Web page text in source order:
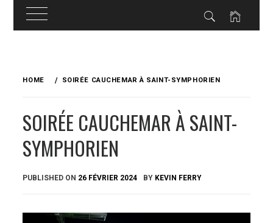
HOME SOIRÉE CAUCHEMAR À SAINT-SYMPHORIEN
SOIRÉE CAUCHEMAR À SAINT-
SYMPHORIEN
PUBLISHED ON 26 FÉVRIER 2024 BY KEVIN FERRY